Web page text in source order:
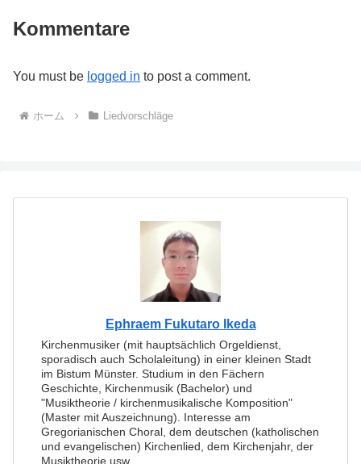
Kommentare
You must be logged in to post a comment.
ホーム Liedvorschläge
Ephraem Fukutaro Ikeda
Kirchenmusiker (mit hauptsächlich Orgeldienst,
sporadisch auch Scholaleitung) in einer kleinen Stadt
im Bistum Münster. Studium in den Fächern
Geschichte, Kirchenmusik (Bachelor) und
"Musiktheorie / kirchenmusikalische Komposition"
(Master mit Auszeichnung). Interesse am
Gregorianischen Choral, dem deutschen (katholischen
und evangelischen) Kirchenlied, dem Kirchenjahr, der
Musiktheorie usw.